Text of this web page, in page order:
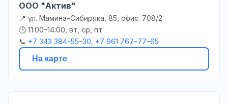
ООО "Актив"
📍 ул. Мамина-Сибиряка, 85, офис. 708/2
🕒 11:00-14:00, вт, ср, пт
📞 +7 343 384-55-30, +7 961 767-77-65
На карте